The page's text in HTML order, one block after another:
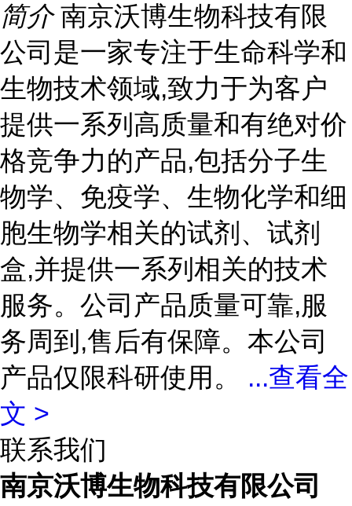
简介 南京沃博生物科技有限
公司是一家专注于生命科学和
生物技术领域,致力于为客户
提供一系列高质量和有绝对价
格竞争力的产品,包括分子生
物学、免疫学、生物化学和细
胞生物学相关的试剂、试剂
盒,并提供一系列相关的技术
服务。公司产品质量可靠,服
务周到,售后有保障。本公司
产品仅限科研使用。 ...查看全
文 >
联系我们
南京沃博生物科技有限公司